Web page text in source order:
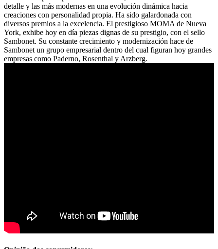
detalle y las más modernas en una evolución dinámica hacia
creaciones con personalidad propia. Ha sido galardonada con
diversos premios a la excelencia. El prestigioso MOMA de Nueva
York, exhibe hoy en día piezas dignas de su prestigio, con el sello
Sambonet. Su constante crecimiento y modernización hace de
Sambonet un grupo empresarial dentro del cual figuran hoy grandes
empresas como Paderno, Rosenthal y Arzberg.